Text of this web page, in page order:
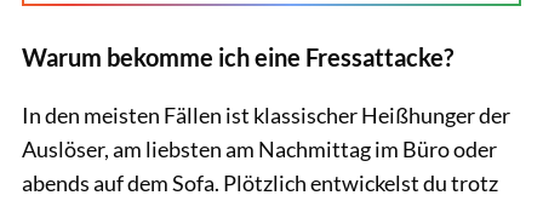
Warum bekomme ich eine Fressattacke?
In den meisten Fällen ist klassischer Heißhunger der
Auslöser, am liebsten am Nachmittag im Büro oder
abends auf dem Sofa. Plötzlich entwickelst du trotz